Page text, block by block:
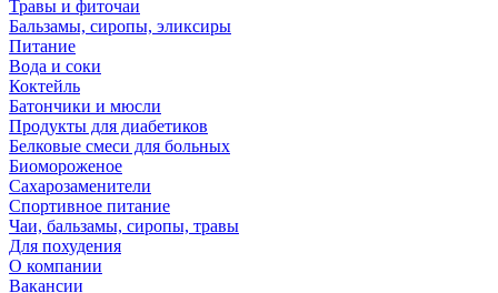
Травы и фиточаи
Бальзамы, сиропы, эликсиры
Питание
Вода и соки
Коктейль
Батончики и мюсли
Продукты для диабетиков
Белковые смеси для больных
Биомороженое
Сахарозаменители
Спортивное питание
Чаи, бальзамы, сиропы, травы
Для похудения
О компании
Вакансии